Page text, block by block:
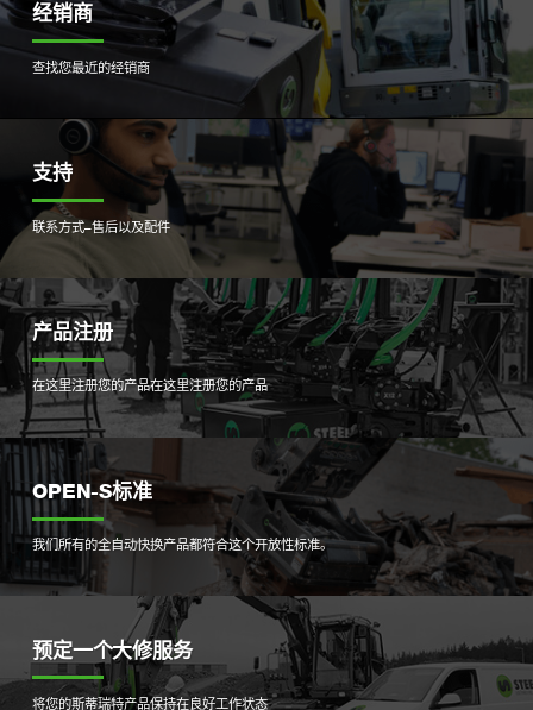
经销商
查找您最近的经销商
支持
联系方式–售后以及配件
产品注册
在这里注册您的产品在这里注册您的产品
OPEN-S标准
我们所有的全自动快换产品都符合这个开放性标准。
预定一个大修服务
将您的斯蒂瑞特产品保持在良好工作状态